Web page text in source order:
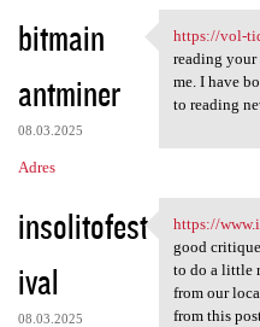
a
z
e
bitmain
antminer
08.03.2025
Adres
https://
https://vol-
reading your
me. I have
to reading
insolitofest
ival
08.03.2025
https://
https://
good
to do a little
from our
from this